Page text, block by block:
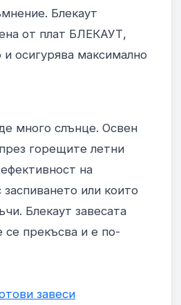
Блекаут
от плат БЛЕКАУТ,
осигурява максимално
много слънце. Освен
горещите летни
на
или които
Блекаут завесата
се прекъсва и е по-
завеси